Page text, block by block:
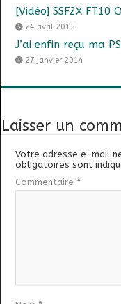
[Vidéo] SSF2X FT10
24 avril 2015
J’ai enfin reçu ma
27 janvier 2014
Laisser un
Votre adresse e-mail
obligatoires sont
Commentaire *